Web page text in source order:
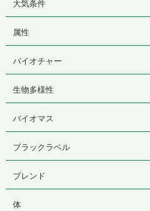
大気条件
属性
バイオチャー
生物多様性
バイオマス
ブラックラベル
ブレンド
体